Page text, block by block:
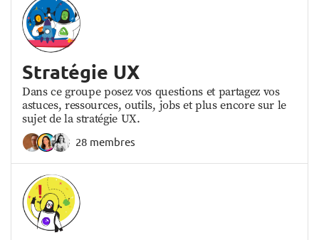
Stratégie UX
Dans ce groupe posez vos questions et partagez vos
astuces, ressources, outils, jobs et plus encore sur le
sujet de la stratégie UX.
28 membres